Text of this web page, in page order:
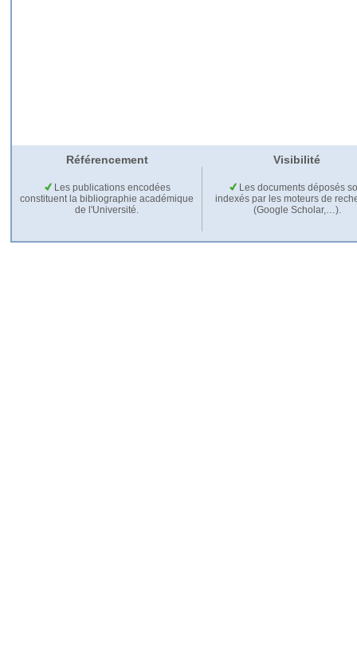
Référencement Visibilité
Les publications encodées
constituent la bibliographie académique
de l'Université.
Les documents déposés
indexés par les moteurs de
(Google Scholar,…).